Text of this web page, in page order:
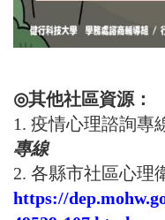
◎其他社區資源：
1. 疫情心理諮詢專
專線
2. 各縣市社區心理
https://